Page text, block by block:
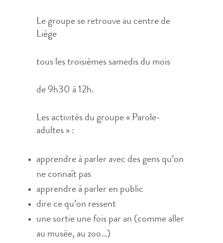
Le groupe se retrouve au centre de
Liège
tous les troisièmes samedis du mois
de 9h30 à 12h.
Les activités du groupe « Parole-
adultes » :
apprendre à parler avec des gens qu’on
ne connaît pas
apprendre à parler en public
dire ce qu’on ressent
une sortie une fois par an (comme aller
au musée, au zoo…)